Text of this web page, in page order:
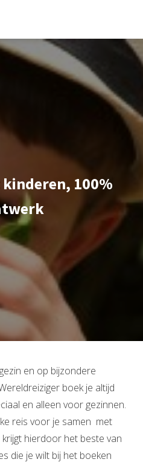
100%
en op bijzondere
boek je altijd
en alleen voor gezinnen.
reis voor je samen met
krijgt hierdoor het beste van
die je wilt bij het boeken